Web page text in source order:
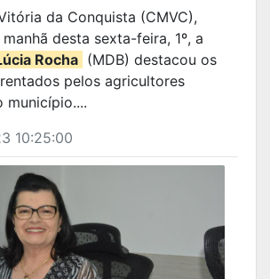
da Conquista (CMVC),
desta sexta-feira, 1º, a
Rocha (MDB) destacou os
pelos agricultores
município....
10:25:00